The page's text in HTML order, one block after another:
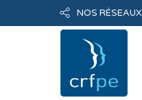
NOS RÉSEAUX